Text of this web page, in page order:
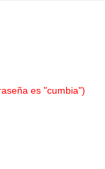
es "cumbia")